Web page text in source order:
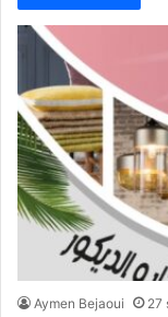
Aymen Bejaoui 27